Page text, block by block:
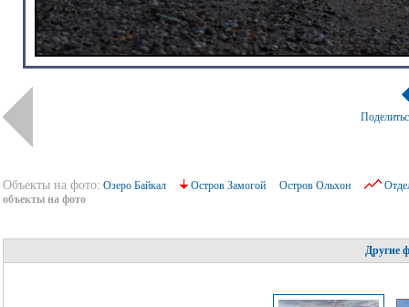
Объекты на фото: Озеро Байкал Остров Замогой Остров Ольхон
объекты на фото
Другие